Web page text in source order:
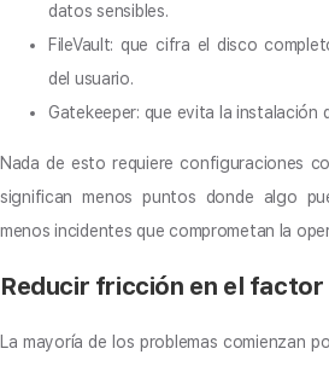
datos sensibles.
FileVault: que cifra el disco
del usuario.
Gatekeeper: que evita la instalación
Nada de esto requiere configuraciones
significan menos puntos donde algo
menos incidentes que comprometan la
Reducir fricción en el factor
La mayoría de los problemas comienzan